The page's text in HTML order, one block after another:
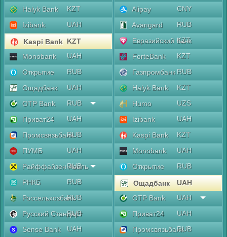
Halyk Bank
KZT
Izibank
UAH
Kaspi Bank KZT
Monobank
UAH
Открытие
RUB
Ощадбанк
UAH
OTP Bank
RUB
Приват24
UAH
ПромсвязьбанкRUB
ПУМБ
UAH
Райффайзен Аваль
RUB
РНКБ
RUB
РоссельхозбанкRUB
Русский Стандарт
RUB
Sense Bank
UAH
Alipay
CNY
Avangard
RUB
Евразийский банк
KZT
ForteBank
KZT
Газпромбанк RUB
Halyk Bank
KZT
Humo
UZS
Izibank
UAH
Kaspi Bank
KZT
Monobank
UAH
Открытие
RUB
Ощадбанк
UAH
OTP Bank
UAH
Приват24
UAH
ПромсвязьбанкRUB